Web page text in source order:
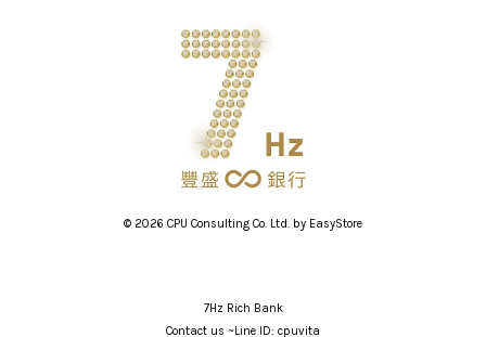
© 2026 CPU Consulting Co. Ltd. by EasyStore
7Hz Rich Bank
Contact us ~Line ID: cpuvita